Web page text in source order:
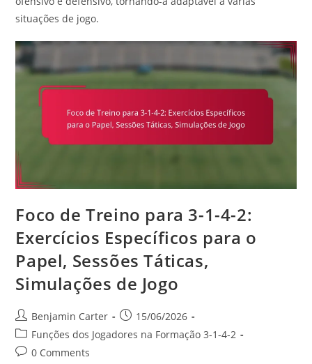
situações de jogo.
Foco de Treino para 3-1-4-2:
Exercícios Específicos para o
Papel, Sessões Táticas,
Simulações de Jogo
Post
author:
Benjamin Carter
Post
published:
15/06/2026
Post
category:
Funções dos Jogadores na Formação 3-1-4-2
Post0 Comments